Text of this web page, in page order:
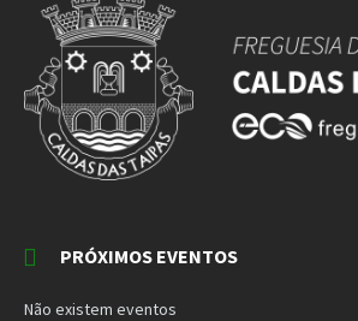
PRÓXIMOS EVENTOS
Não existem eventos